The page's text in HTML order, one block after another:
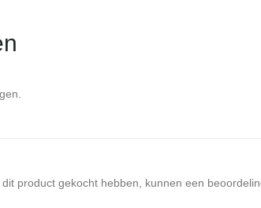
product gekocht hebben, kunnen een